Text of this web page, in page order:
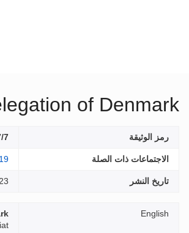
of Denmark
رمز الوثيقة 7
الاجتماعات ذات الصلة
تاريخ النشر 23 فبراير 2012
English